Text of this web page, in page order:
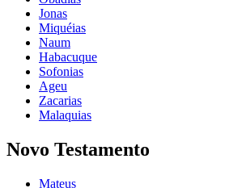
Jonas
Miquéias
Naum
Habacuque
Sofonias
Ageu
Zacarias
Malaquias
Novo Testamento
Mateus